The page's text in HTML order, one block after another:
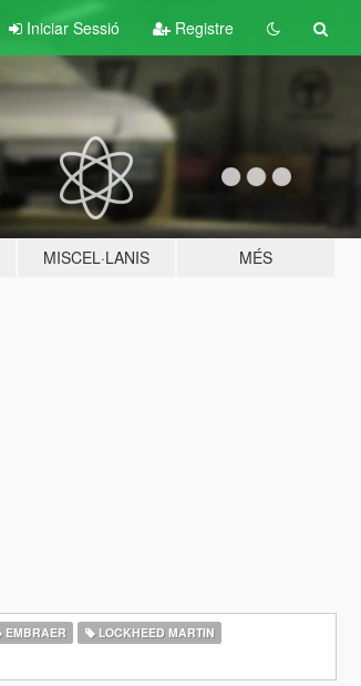
Iniciar Sessió Registre
MISCEL·LANIS MÉS
EMBRAER
LOCKHEED MARTIN